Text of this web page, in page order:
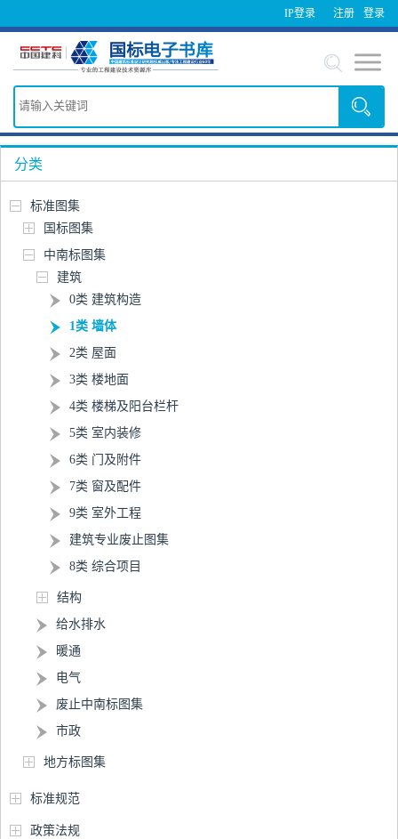
IP登录 登录
注册
分类
标准图集
国标图集
中南标图集
建筑
0类 建筑构造
1类 墙体
2类 屋面
3类 楼地面
4类 楼梯及阳台栏杆
5类 室内装修
6类 门及附件
7类 窗及配件
9类 室外工程
建筑专业废止图集
8类 综合项目
结构
给水排水
暖通
电气
废止中南标图集
市政
地方标图集
标准规范
政策法规